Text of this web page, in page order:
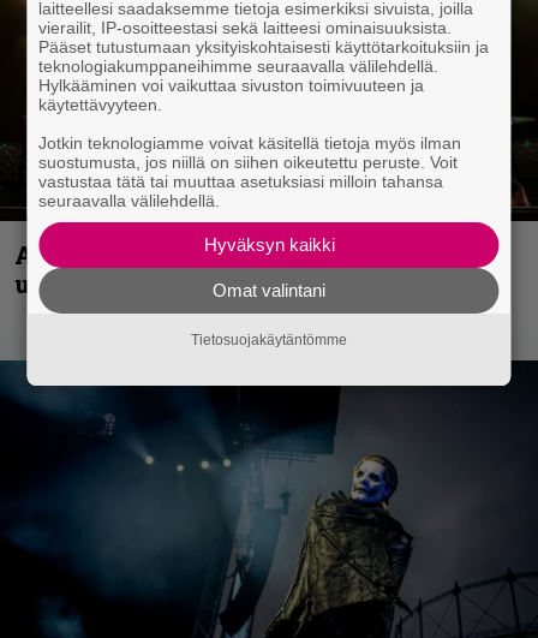
Anthrax vie katsojat keikkatunnelmiin
uudella videollaan
laitteellesi saadaksemme tietoja esimerkiksi sivuista, joilla
vierailit, IP-osoitteestasi sekä laitteesi ominaisuuksista.
Pääset tutustumaan yksityiskohtaisesti käyttötarkoituksiin ja
teknologiakumppaneihimme seuraavalla välilehdellä.
Hylkääminen voi vaikuttaa sivuston toimivuuteen ja
käytettävyyteen.
Jotkin teknologiamme voivat käsitellä tietoja myös ilman
suostumusta, jos niillä on siihen oikeutettu peruste. Voit
vastustaa tätä tai muuttaa asetuksiasi milloin tahansa
seuraavalla välilehdellä.
Hyväksyn kaikki
Omat valintani
Tietosuojakäytäntömme